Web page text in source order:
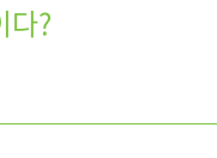
다?